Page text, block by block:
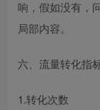
响，假如没有，
局部内容。
六、流量转化指
1.转化次数